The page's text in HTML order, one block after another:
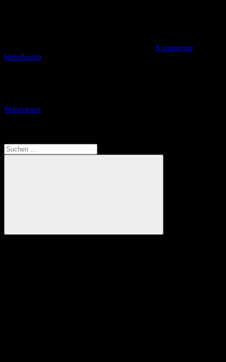
Kommentar
hinterlassen
Weiterlesen
Suchen
nach:
Suchen